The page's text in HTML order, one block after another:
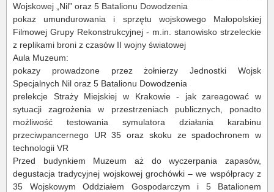
Wojskowej „Nil” oraz 5 Batalionu Dowodzenia
pokaz umundurowania i sprzętu wojskowego Małopolskiej
Filmowej Grupy Rekonstrukcyjnej - m.in. stanowisko strzeleckie
z replikami broni z czasów II wojny światowej
Aula Muzeum:
pokazy prowadzone przez żołnierzy Jednostki Wojsk
Specjalnych Nil oraz 5 Batalionu Dowodzenia
prelekcje Straży Miejskiej w Krakowie - jak zareagować w
sytuacji zagrożenia w przestrzeniach publicznych, ponadto
możliwość testowania symulatora działania karabinu
przeciwpancernego UR 35 oraz skoku ze spadochronem w
technologii VR
Przed budynkiem Muzeum aż do wyczerpania zapasów,
degustacja tradycyjnej wojskowej grochówki – we współpracy z
35 Wojskowym Oddziałem Gospodarczym i 5 Batalionem